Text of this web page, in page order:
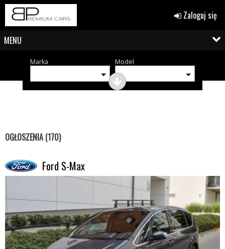
Zaloguj się
MENU
Marka Model
OGŁOSZENIA (170)
Ford S-Max